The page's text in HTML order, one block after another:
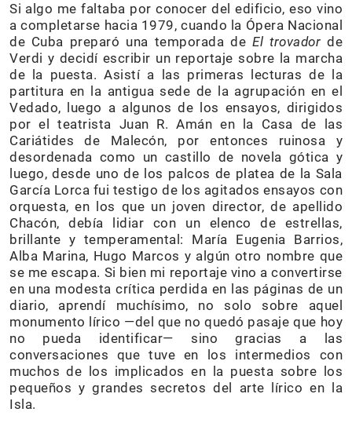
Si algo me faltaba por conocer del edificio, eso vino
a completarse hacia 1979, cuando la Ópera Nacional
de Cuba preparó una temporada deEl trovador de
Verdi y decidí escribir un reportaje sobre la marcha
de la puesta. Asistí a las primeras lecturas de la
partitura en la antigua sede de la agrupación en el
Vedado, luego a algunos de los ensayos, dirigidos
por el teatrista Juan R. Amán en la Casa de las
Cariátides de Malecón, por entonces ruinosa y
desordenada como un castillo de novela gótica y
luego, desde uno de los palcos de platea de la Sala
García Lorca fui testigo de los agitados ensayos con
orquesta, en los que un joven director, de apellido
Chacón, debía lidiar con un elenco de estrellas,
brillante y temperamental: María Eugenia Barrios,
Alba Marina, Hugo Marcos y algún otro nombre que
se me escapa. Si bien mi reportaje vino a convertirse
en una modesta crítica perdida en las páginas de un
diario, aprendí muchísimo, no solo sobre aquel
monumento lírico —del que no quedó pasaje que hoy
no pueda identificar— sino gracias a las
conversaciones que tuve en los intermedios con
muchos de los implicados en la puesta sobre los
pequeños y grandes secretos del arte lírico en la
Isla.